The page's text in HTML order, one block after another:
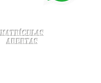
Matrículas
Abertas